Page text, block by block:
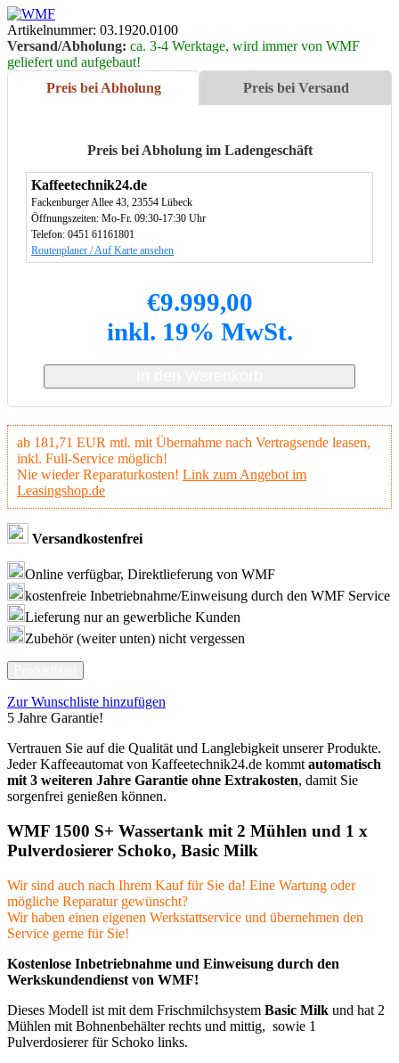
Artikelnummer: 03.1920.0100
Versand/Abholung: ca. 3-4 Werktage, wird immer von WMF
geliefert und aufgebaut!
Preis bei Abholung
Preis bei Versand
Preis bei Abholung im Ladengeschäft
Kaffeetechnik24.de
Fackenburger Allee 43, 23554 Lübeck
Öffnungszeiten: Mo-Fr. 09:30-17:30 Uhr
Telefon: 0451 61161801
Routenplaner / Auf Karte ansehen
€9.999,00
inkl. 19% MwSt.
ab 181,71 EUR mtl. mit Übernahme nach Vertragsende leasen,
inkl. Full-Service möglich!
Nie wieder Reparaturkosten! Link zum Angebot im
Leasingshop.de
Versandkostenfrei
Online verfügbar, Direktlieferung von WMF
kostenfreie Inbetriebnahme/Einweisung durch den WMF Service
Lieferung nur an gewerbliche Kunden
Zubehör (weiter unten) nicht vergessen
Zur Wunschliste hinzufügen
5 Jahre Garantie!
Vertrauen Sie auf die Qualität und Langlebigkeit unserer Produkte.
Jeder Kaffeeautomat von Kaffeetechnik24.de kommtautomatisch
mit 3 weiteren Jahre Garantie ohne Extrakosten, damit Sie
sorgenfrei genießen können.
WMF 1500 S+ Wassertank mit 2 Mühlen und 1 x
Pulverdosierer Schoko, Basic Milk
Wir sind auch nach Ihrem Kauf für Sie da! Eine Wartung oder
mögliche Reparatur gewünscht?
Wir haben einen eigenen Werkstattservice und übernehmen den
Service gerne für Sie!
Kostenlose Inbetriebnahme und Einweisung durch den
Werkskundendienst von WMF!
Dieses Modell ist mit dem Frischmilchsystem Basic Milk und hat 2
Mühlen mit Bohnenbehälter rechts und mittig, sowie 1
Pulverdosierer für Schoko links.